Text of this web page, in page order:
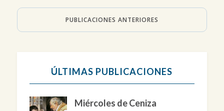
PUBLICACIONES ANTERIORES
ÚLTIMAS PUBLICACIONES
Miércoles de Ceniza